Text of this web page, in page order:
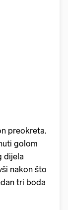
preokreta.
golom
dijela
nakon što
tri boda